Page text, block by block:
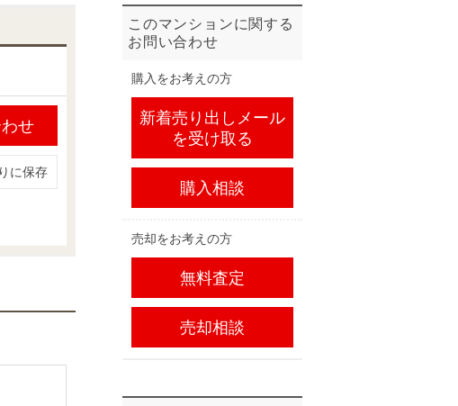
せ
に保存
このマンションに関する
お問い合わせ
購入をお考えの方
新着売り出しメール
を受け取る
購入相談
売却をお考えの方
無料査定
売却相談